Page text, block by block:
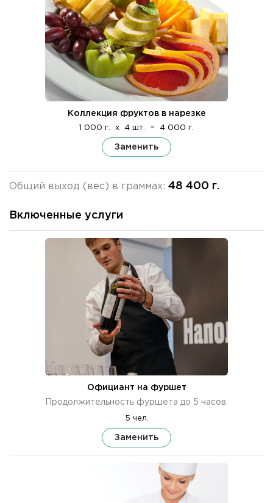
Коллекция фруктов в нарезке
1 000 г. x 4 шт. = 4 000 г.
Заменить
Общий выход (вес) в граммах: 48 400 г.
Включенные услуги
Официант на фуршет
Продолжительность фуршета до 5 часов.
5 чел.
Заменить